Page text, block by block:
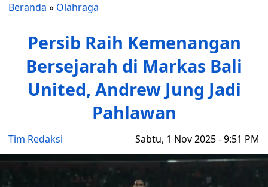
Beranda » Olahraga
Persib Raih Kemenangan
Bersejarah di Markas Bali
United, Andrew Jung Jadi
Pahlawan
Tim Redaksi Sabtu, 1 Nov 2025 - 9:51 PM